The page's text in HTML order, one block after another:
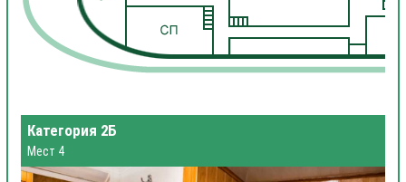
Категория 2Б
Мест 4